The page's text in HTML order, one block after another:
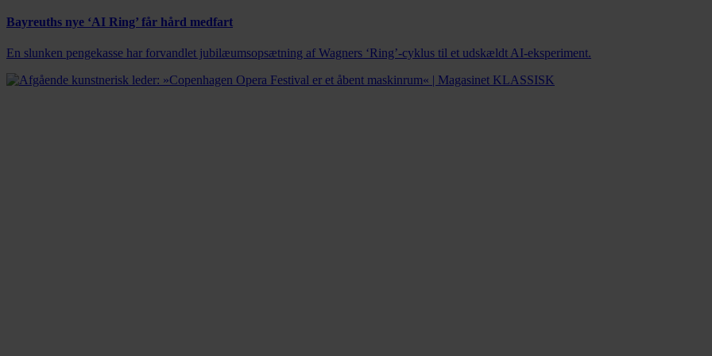
Bayreuths nye ‘AI Ring’ får hård medfart
En slunken pengekasse har forvandlet jubilæumsopsætning af Wagners ‘Ring’-cyklus til et udskældt AI-eksperiment.